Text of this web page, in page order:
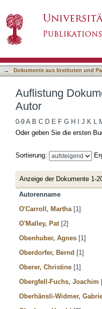
→ Dokumente aus Instituten und
Auflistung
Autor
0-9 A B C D E F G H J K L
Oder geben Sie die ersten
Sortierung:
Anzeige der Dokumente 1-
Autorenname
O'Carroll, Martha [1]
O'Malley, Pat [2]
Obenhuber, Agnes [1]
Oberdorfer, Bernd [1]
Oberer, Christine [1]
Obergfell-Fuchs, Joachim
Oberhänsli-Widmer,